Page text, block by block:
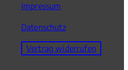
Impressum
Datenschutz
Vertrag widerrufen